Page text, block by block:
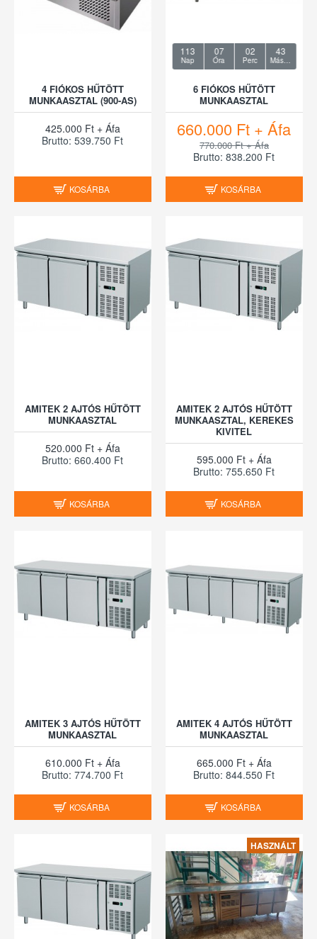
4 FIÓKOS HŰTÖTT
MUNKAASZTAL (900-AS)
425.000 Ft + Áfa
Brutto: 539.750 Ft
KOSÁRBA
113
Nap
07
Óra
02
Perc
42
Másodperc
6 FIÓKOS HŰTÖTT
MUNKAASZTAL
660.000 Ft + Áfa
770.000 Ft + Áfa
Brutto: 838.200 Ft
KOSÁRBA
AMITEK 2 AJTÓS HŰTÖTT
MUNKAASZTAL
520.000 Ft + Áfa
Brutto: 660.400 Ft
KOSÁRBA
AMITEK 2 AJTÓS HŰTÖTT
MUNKAASZTAL, KEREKES
KIVITEL
595.000 Ft + Áfa
Brutto: 755.650 Ft
KOSÁRBA
AMITEK 3 AJTÓS HŰTÖTT
MUNKAASZTAL
610.000 Ft + Áfa
Brutto: 774.700 Ft
KOSÁRBA
AMITEK 4 AJTÓS HŰTÖTT
MUNKAASZTAL
665.000 Ft + Áfa
Brutto: 844.550 Ft
KOSÁRBA
HASZNÁLT